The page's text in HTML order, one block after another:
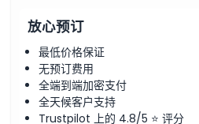
放心预订
最低价格保证
无预订费用
全端到端加密支付
全天候客户支持
Trustpilot 上的 4.8/5 ⭐ 评分